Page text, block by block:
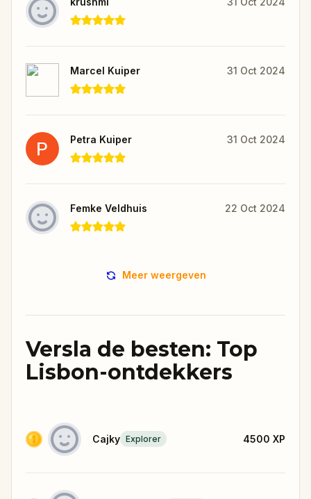
Marcel Kuiper 31 Oct 2024
Petra Kuiper 31 Oct 2024
Femke Veldhuis 22 Oct 2024
Meer weergeven
Versla de besten: Top
Lisbon-ontdekkers
Cajky Explorer 4500 XP